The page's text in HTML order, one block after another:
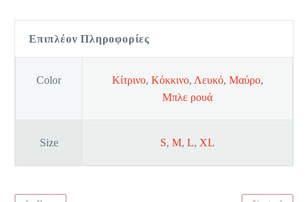
Επιπλέον Πληροφορίες
Color Κίτρινο, Κόκκινο, Λευκό, Μαύρο,
Μπλε ρουά
Size S, M, L, XL